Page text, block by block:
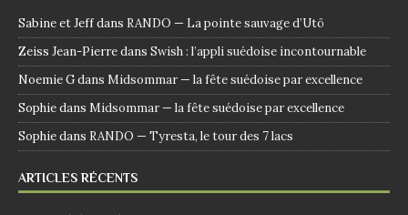
Sabine et Jeffdans RANDO — La pointe sauvage d’Utö
Zeiss Jean-Pierredans Swish : l’appli suédoise incontournable
Noemie Gdans Midsommar — la fête suédoise par excellence
Sophiedans Midsommar — la fête suédoise par excellence
Sophiedans RANDO — Tyresta, le tour des 7 lacs
ARTICLES RÉCENTS